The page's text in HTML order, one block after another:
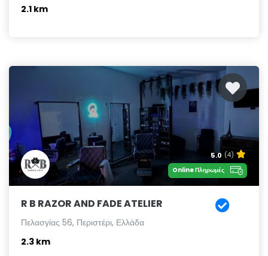
2.1 km
5.0 (4)
Online Πληρωμές
R B RAZOR AND FADE ATELIER
Πελασγίας 56, Περιστέρι, Ελλάδα
2.3 km